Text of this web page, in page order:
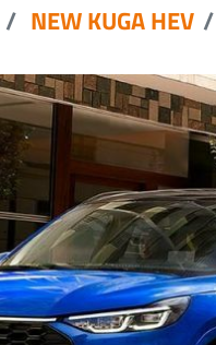
NEW KUGA HEV